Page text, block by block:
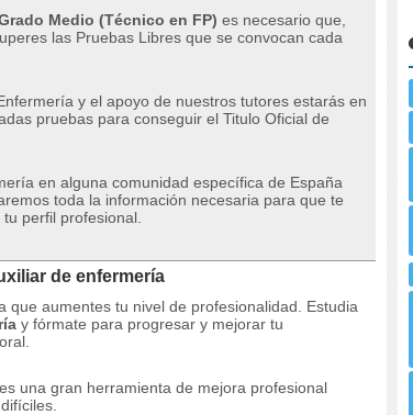
Medio (Técnico en FP) es necesario que,
las Pruebas Libres que se convocan cada
y el apoyo de nuestros tutores estarás en
pruebas para conseguir el Titulo Oficial de
en alguna comunidad específica de España
toda la información necesaria para que te
perfil profesional.
de enfermería
aumentes tu nivel de profesionalidad. Estudia
y fórmate para progresar y mejorar tu
una gran herramienta de mejora profesional